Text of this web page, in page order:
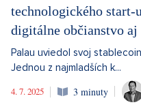
technologického start-
digitálne občianstvo
Palau uviedol svoj
Jednou z najmladších k...
4. 7. 2025
3 minuty